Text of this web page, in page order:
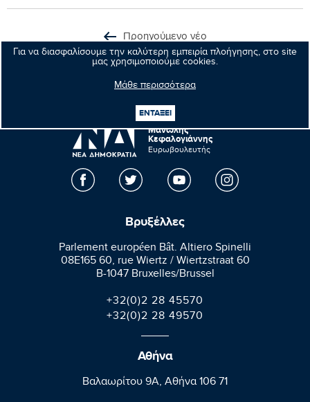
Για να διασφαλίσουμε την καλύτερη εμπειρία πλοήγησης, στο site
μας χρησιμοποιούμε cookies.
Μάθε περισσότερα
ΕΝΤΑΞΕΙ
Προηγούμενο νέο
Επόμενο νέο
Μανώλης
Κεφαλογιάννης
Ευρωβουλευτής
Βρυξέλλες
Parlement européen Bât. Altiero Spinelli
08E165 60, rue Wiertz / Wiertzstraat 60
B-1047 Bruxelles/Brussel
+32(0)2 28 45570
+32(0)2 28 49570
Αθήνα
Βαλαωρίτου 9A, Aθήνα 106 71